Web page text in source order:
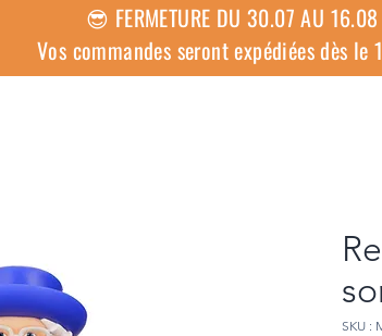
😎 FERMETURE DU 30.07 AU
Vos commandes seront expédiées dès le
SKU :